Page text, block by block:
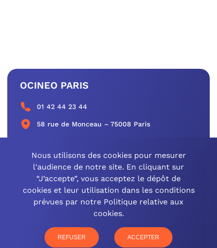
OCINEO PARIS
01 42 44 23 44
58 rue de Monceau – 75008 Paris
CONTACTEZ-NOUS
OCINEO GRAND EST
77 rue Paul Douce – 51480 Damery
Nous utilisons des cookies pour mesurer
l'audience de notre site. En cliquant sur
“J’accepte”, vous acceptez le dépôt de
cookies et leur utilisation dans les conditions
prévues par notre Politique relative aux
cookies.
REFUSER ACCEPTER